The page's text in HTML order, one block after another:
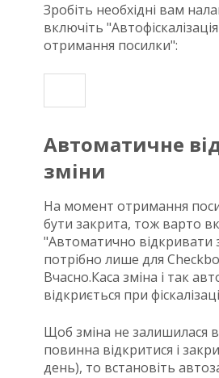
Зробіть необхідні вам
включіть
отримання посилки":
Автоматичне
зміни
На момент отримання
бути закрита, тож варто
"Автоматично відкривати
потрібно лише для
Вчасно.Каса зміна і так
відкриється при
Щоб зміна не залишилася
повинна відкритися і
день), то встановіть